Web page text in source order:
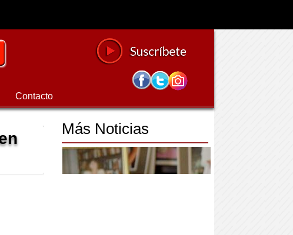
Contacto
Más Noticias